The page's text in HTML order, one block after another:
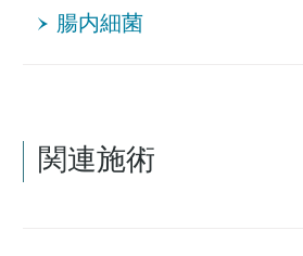
腸内細菌
関連施術